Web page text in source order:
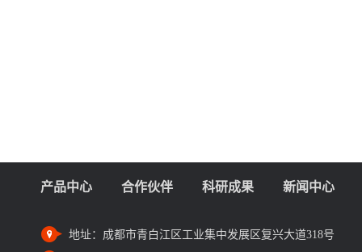
产品中心 合作伙伴 科研成果 新闻中心
地址： 成都市青白江区工业集中发展区复兴大道318号